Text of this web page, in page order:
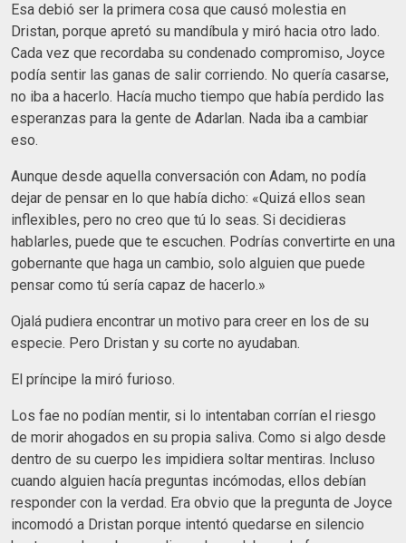
Esa debió ser la primera cosa que causó molestia en
Dristan, porque apretó su mandíbula y miró hacia otro lado.
Cada vez que recordaba su condenado compromiso, Joyce
podía sentir las ganas de salir corriendo. No quería casarse,
no iba a hacerlo. Hacía mucho tiempo que había perdido las
esperanzas para la gente de Adarlan. Nada iba a cambiar
eso.
Aunque desde aquella conversación con Adam, no podía
dejar de pensar en lo que había dicho: «Quizá ellos sean
inflexibles, pero no creo que tú lo seas. Si decidieras
hablarles, puede que te escuchen. Podrías convertirte en una
gobernante que haga un cambio, solo alguien que puede
pensar como tú sería capaz de hacerlo.»
Ojalá pudiera encontrar un motivo para creer en los de su
especie. Pero Dristan y su corte no ayudaban.
El príncipe la miró furioso.
Los fae no podían mentir, si lo intentaban corrían el riesgo
de morir ahogados en su propia saliva. Como si algo desde
dentro de su cuerpo les impidiera soltar mentiras. Incluso
cuando alguien hacía preguntas incómodas, ellos debían
responder con la verdad. Era obvio que la pregunta de Joyce
incomodó a Dristan porque intentó quedarse en silencio